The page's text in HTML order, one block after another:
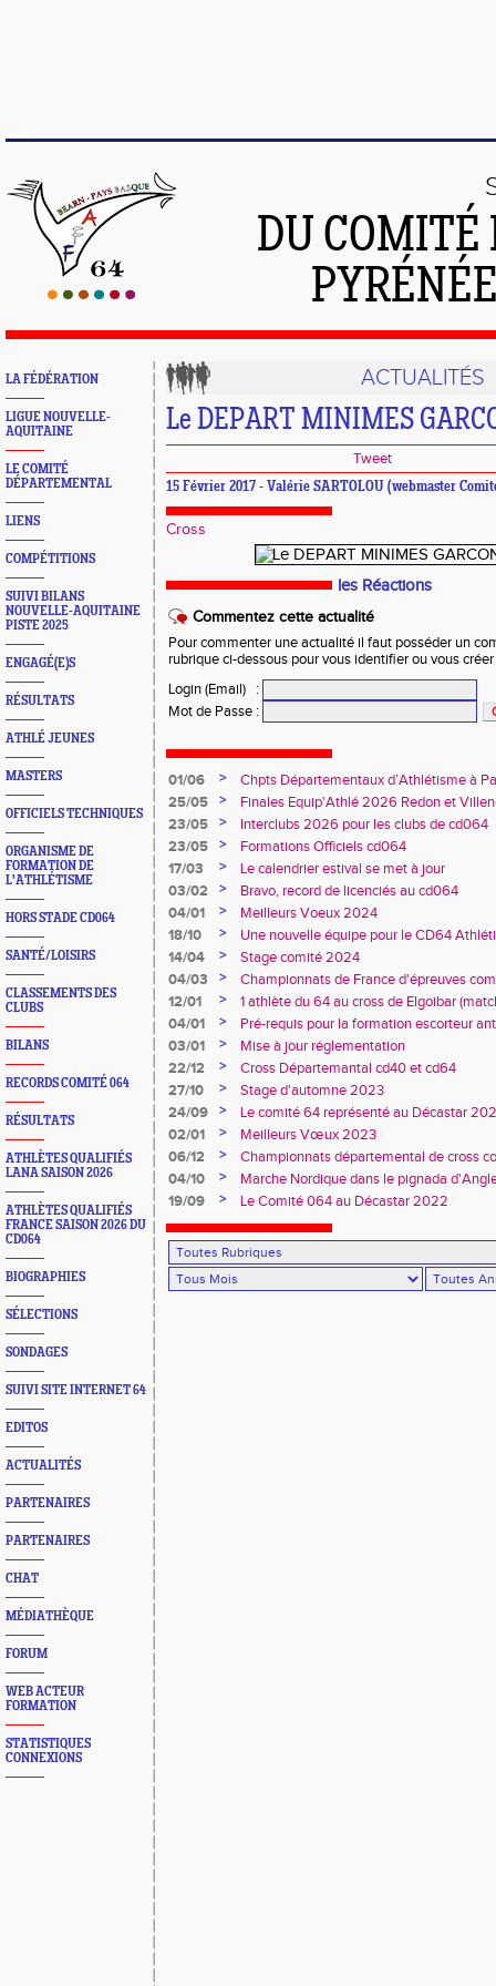
DU
LA FÉDÉRATION
LIGUE NOUVELLE-
AQUITAINE
LE COMITÉ
DÉPARTEMENTAL
LIENS
COMPÉTITIONS
SUIVI BILANS
NOUVELLE-AQUITAINE
PISTE 2025
ENGAGÉ(E)S
RÉSULTATS
ATHLÉ JEUNES
MASTERS
OFFICIELS TECHNIQUES
ORGANISME DE
FORMATION DE
L'ATHLÉTISME
HORS STADE CD064
SANTÉ/LOISIRS
CLASSEMENTS DES
CLUBS
BILANS
RECORDS COMITÉ 064
RÉSULTATS
ATHLÈTES QUALIFIÉS
LANA SAISON 2026
ATHLÈTES QUALIFIÉS
FRANCE SAISON 2026 DU
CD064
BIOGRAPHIES
SÉLECTIONS
SONDAGES
SUIVI SITE INTERNET 64
EDITOS
ACTUALITÉS
PARTENAIRES
PARTENAIRES
CHAT
MÉDIATHÈQUE
FORUM
WEB ACTEUR
FORMATION
STATISTIQUES
CONNEXIONS
ACTUALITÉS
Le DEPART MINIMES
Tweet
15 Février 2017 - Valérie SARTOLOU (webmaster
Cross
les Réactions
Commentez cette actualité
Pour commenter une actualité il faut posséder un
rubrique ci-dessous pour vous identifier ou vous
Login (Email)
:
Mot de Passe :
01/06 >
Chpts Départementaux d’Athlétisme à
Toulouse
25/05 >
Finales Equip'Athlé 2026 Redon et
23/05
>
Interclubs 2026 pour les clubs de cd064
23/05
>
Formations Officiels cd064
17/03
>
Le calendrier estival se met à jour
03/02
>
Bravo, record de licenciés au cd064
04/01
>
Meilleurs Voeux 2024
18/10
>
Une nouvelle équipe pour le CD64
14/04
>
Stage comité 2024
04/03
>
Championnats de France d'épreuves
Duler titré
12/01 >
1 athlète du 64 au cross de Elgoibar
04/01
>
Pré-requis pour la formation escorteur
03/01
>
Mise à jour réglementation
22/12
>
Cross Départemantal cd40 et cd64
27/10
>
Stage d'automne 2023
24/09
>
Le comité 64 représenté au Décastar
02/01
>
Meilleurs Vœux 2023
06/12
>
Championnats départemental de cross
04/10
>
Marche Nordique dans le pignada
19/09
> Le Comité 064 au Décastar 2022